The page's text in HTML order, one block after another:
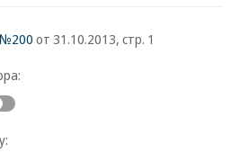
от 31.10.2013, стр. 1